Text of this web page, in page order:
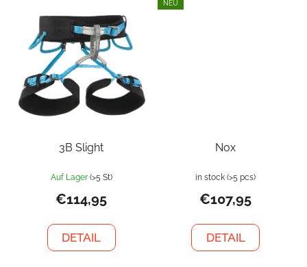
3B Slight
Auf Lager (>5 St)
€114,95
DETAIL
NEU
Nox
in stock (>5 pcs)
€107,95
DETAIL